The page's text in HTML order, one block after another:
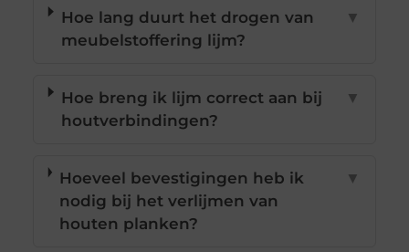
Hoe lang duurt het drogen van
meubelstoffering lijm?
▼
Hoe breng ik lijm correct aan bij
houtverbindingen?
▼
Hoeveel bevestigingen heb ik
nodig bij het verlijmen van
houten planken?
▼